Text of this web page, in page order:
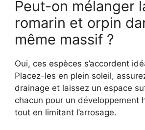
Peut-on mélanger
romarin et orpin
même massif ?
Oui, ces espèces s’accordent
Placez-les en plein soleil,
drainage et laissez un espace
chacun pour un développement
tout en limitant l’arrosage.